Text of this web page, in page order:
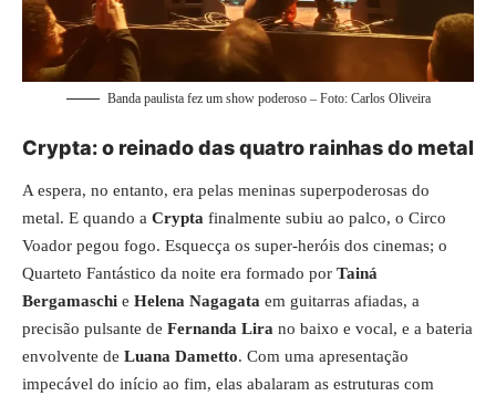
Banda paulista fez um show poderoso – Foto: Carlos Oliveira
Crypta: o reinado das quatro rainhas do metal
A espera, no entanto, era pelas meninas superpoderosas do
metal. E quando a Crypta finalmente subiu ao palco, o Circo
Voador pegou fogo. Esquecça os super-heróis dos cinemas; o
Quarteto Fantástico da noite era formado por Tainá
Bergamaschi e Helena Nagagata em guitarras afiadas, a
precisão pulsante de Fernanda Lira no baixo e vocal, e a bateria
envolvente de Luana Dametto. Com uma apresentação
impecável do início ao fim, elas abalaram as estruturas com